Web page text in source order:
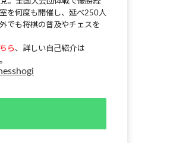
を何度も開催し、延べ250人
でも将棋の普及やチェスを
ら 、詳しい自己紹介は